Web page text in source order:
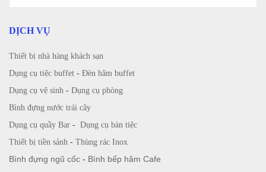
DỊCH VỤ
Thiết bị nhà hàng khách sạn
Dụng cụ tiệc buffet - Đèn hâm buffet
Dụng cụ vệ sinh - Dụng cụ phòng
Bình đựng nước trái cây
Dụng cụ quầy Bar - Dụng cụ bàn tiệc
Thiết bị tiền sảnh - Thùng rác Inox
Bình đựng ngũ cốc - Bình bếp hâm Cafe